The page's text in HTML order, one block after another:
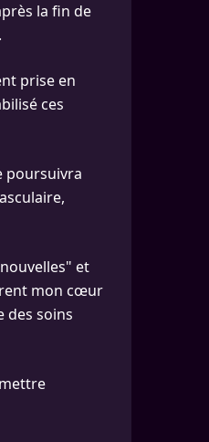
la fin de
prise en
ces
poursuivra
et
mon cœur
des soins